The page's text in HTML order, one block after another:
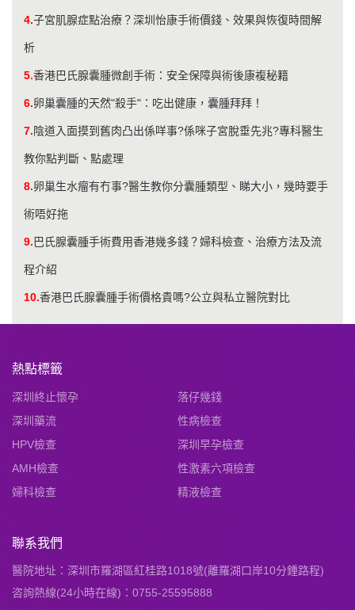
4.子宮肌腺症點治療？深圳怡康手術價錢、效果與恢復時間解
析
5.香港巴氏腺囊腫微創手術：安全保障與術後康複秘籍
6.卵巢囊腫的天然"殺手"：吃出健康，囊腫拜拜！
7.陰道入面摸到舊肉凸出係咩事?係咪子宮脫垂先兆?專科醫生
教你點判斷、點處理
8.卵巢生水瘤有冇事?醫生教你分囊腫類型、睇大小，幾時要手
術唔好拖
9.巴氏腺囊腫手術費用香港幾多錢？婦科檢查、治療方法及流
程介紹
10.香港巴氏腺囊腫手術價格貴嗎?公立與私立醫院對比
熱點標籤
深圳終止懷孕
落仔幾錢
深圳藥流
性病檢查
HPV檢查
深圳早孕檢查
AMH檢查
性激素六項檢查
婦科檢查
精液檢查
聯系我們
醫院地址：深圳市羅湖區紅桂路1018號(離羅湖口岸10分鍾路程)
咨詢熱線(24小時在線)：0755-25595888